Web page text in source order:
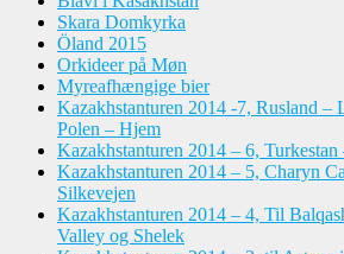
Skara Domkyrka
Öland 2015
Orkideer på Møn
Myreafhængige bier
Kazakhstanturen 2014 -7, Rusland –
Polen – Hjem
Kazakhstanturen 2014 – 6, Turkestan
Kazakhstanturen 2014 – 5, Charyn
Silkevejen
Kazakhstanturen 2014 – 4, Til
Valley og Shelek